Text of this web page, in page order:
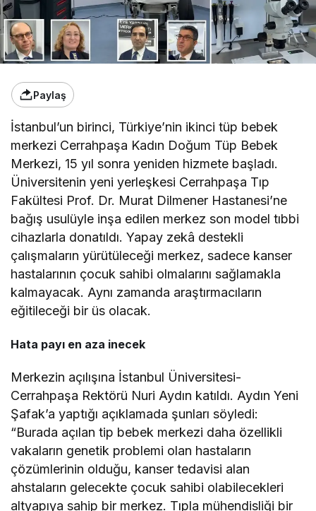
Paylaş
İstanbul’un birinci, Türkiye’nin ikinci tüp bebek
merkezi Cerrahpaşa Kadın Doğum Tüp Bebek
Merkezi, 15 yıl sonra yeniden hizmete başladı.
Üniversitenin yeni yerleşkesi Cerrahpaşa Tıp
Fakültesi Prof. Dr. Murat Dilmener Hastanesi’ne
bağış usulüyle inşa edilen merkez son model tıbbi
cihazlarla donatıldı. Yapay zekâ destekli
çalışmaların yürütüleceği merkez, sadece kanser
hastalarının çocuk sahibi olmalarını sağlamakla
kalmayacak. Aynı zamanda araştırmacıların
eğitileceği bir üs olacak.
Hata payı en aza inecek
Merkezin açılışına İstanbul Üniversitesi-
Cerrahpaşa Rektörü Nuri Aydın katıldı. Aydın Yeni
Şafak’a yaptığı açıklamada şunları söyledi:
“Burada açılan tip bebek merkezi daha özellikli
vakaların genetik problemi olan hastaların
çözümlerinin olduğu, kanser tedavisi alan
ahstaların gelecekte çocuk sahibi olabilecekleri
altyapıya sahip bir merkez. Tıpla mühendisliği bir